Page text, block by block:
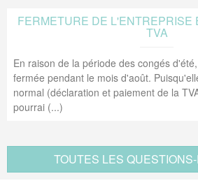
FERMETURE DE L'ENTREPRISE
TVA
En raison de la période des congés
fermée pendant le mois d'août.
normal (déclaration et paiement de la
pourrai (...)
TOUTES LES